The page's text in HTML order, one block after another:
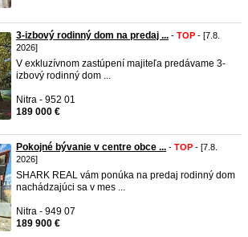
3-izbový rodinný dom na predaj ... - TOP - [7.8.
2026]
V exkluzívnom zastúpení majiteľa predávame 3-
izbový rodinný dom ...
Nitra - 952 01
189 000 €
Pokojné bývanie v centre obce ... - TOP - [7.8.
2026]
SHARK REAL vám ponúka na predaj rodinný dom
nachádzajúci sa v mes ...
Nitra - 949 07
189 900 €